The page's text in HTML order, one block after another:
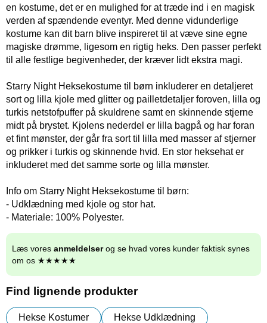
en kostume, det er en mulighed for at træde ind i en magisk
verden af spændende eventyr. Med denne vidunderlige
kostume kan dit barn blive inspireret til at væve sine egne
magiske drømme, ligesom en rigtig heks. Den passer perfekt
til alle festlige begivenheder, der kræver lidt ekstra magi.
Starry Night Heksekostume til børn inkluderer en detaljeret
sort og lilla kjole med glitter og pailletdetaljer foroven, lilla og
turkis netstofpuffer på skuldrene samt en skinnende stjerne
midt på brystet. Kjolens nederdel er lilla bagpå og har foran
et fint mønster, der går fra sort til lilla med masser af stjerner
og prikker i turkis og skinnende hvid. En stor heksehat er
inkluderet med det samme sorte og lilla mønster.
Info om Starry Night Heksekostume til børn:
- Udklædning med kjole og stor hat.
- Materiale: 100% Polyester.
Læs vores anmeldelserog se hvad vores kunder faktisk synes
om os ★★★★★
Find lignende produkter
Hekse Kostumer Hekse Udklædning